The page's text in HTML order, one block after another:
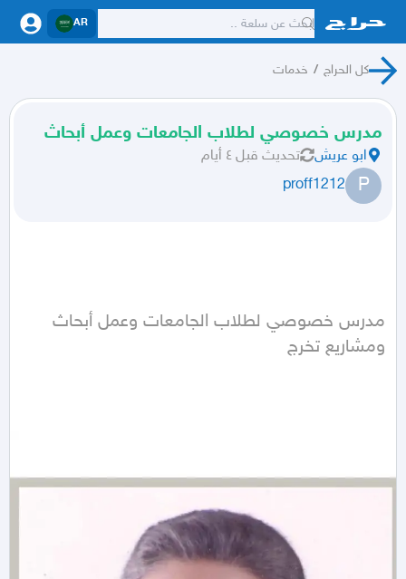
AR
كل الحراج / خدمات
مدرس خصوصي لطلاب الجامعات وعمل أبحاث
ابو عريش تحديث قبل ٤ أيام
P
proff1212
ومشاريع تخرج